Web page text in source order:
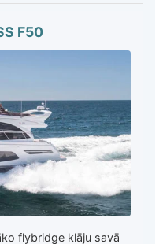
F50
flybridge klāju savā